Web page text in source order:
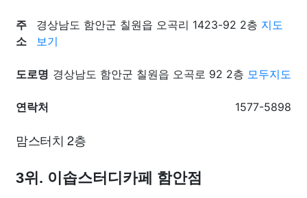
주
소
경상남도 함안군 칠원읍 오곡리 1423-92 2층 지도
보기
도로명 경상남도 함안군 칠원읍 오곡로 92 2층 모두지도
연락처 1577-5898
맘스터치 2층
3위. 이솝스터디카페 함안점